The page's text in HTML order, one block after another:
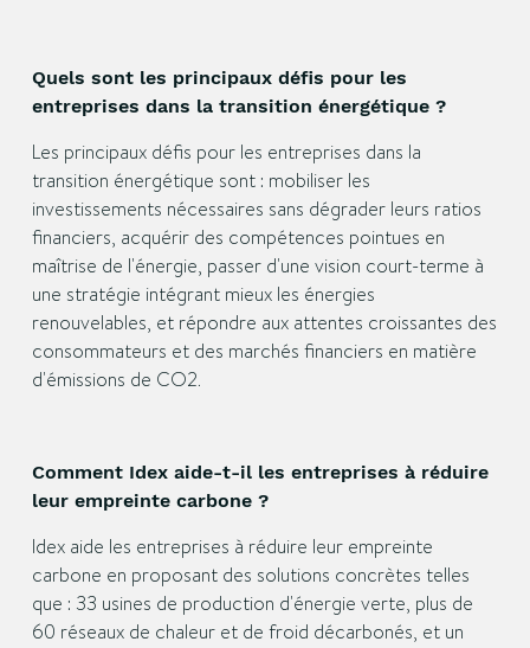
Quels sont les principaux défis pour les
entreprises dans la transition énergétique ?
Les principaux défis pour les entreprises dans la
transition énergétique sont : mobiliser les
investissements nécessaires sans dégrader leurs ratios
financiers, acquérir des compétences pointues en
maîtrise de l'énergie, passer d'une vision court-terme à
une stratégie intégrant mieux les énergies
renouvelables, et répondre aux attentes croissantes des
consommateurs et des marchés financiers en matière
d'émissions de CO2.
Comment Idex aide-t-il les entreprises à réduire
leur empreinte carbone ?
Idex aide les entreprises à réduire leur empreinte
carbone en proposant des solutions concrètes telles
que : 33 usines de production d'énergie verte, plus de
60 réseaux de chaleur et de froid décarbonés, et un